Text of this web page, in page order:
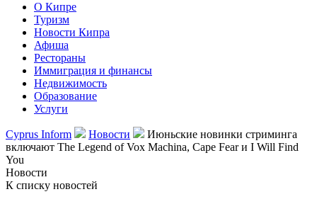
О Кипре
Туризм
Новости Кипра
Афиша
Рестораны
Иммиграция и финансы
Недвижимость
Образование
Услуги
Cyprus Inform Новости
Июньские новинки стриминга
включают The Legend of Vox Machina, Cape Fear и I Will Find
You
Новости
К списку новостей